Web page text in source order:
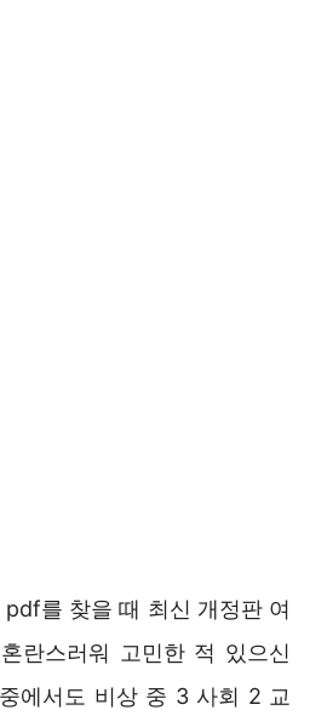
를 찾을 때 최신 개정판 여
란스러워 고민한 적 있으신
에서도 비상 중 3 사회 2 교